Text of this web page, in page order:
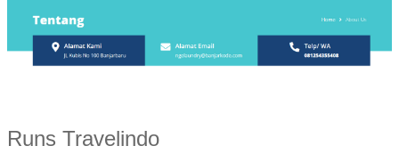
Runs Travelindo